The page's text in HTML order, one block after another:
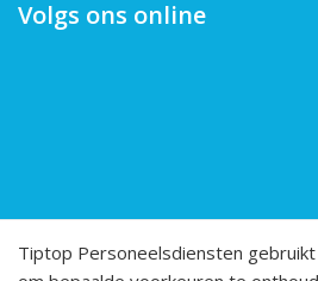
Volgs ons online
Tiptop Personeelsdiensten gebruikt